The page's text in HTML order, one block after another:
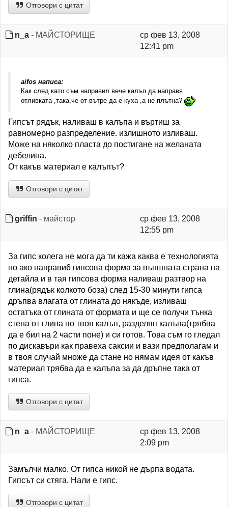
Отговори с цитат
n_a - МАЙСТОРИЩЕ
ср фев 13, 2008
12:41 pm
aifos написа:
Как след като съм направил вече калъп да направя
отливката ,така,че от вътре да е куха ,а не плътна?
Гипсът рядък, наливаш в калъпа и въртиш за
равномерно разпределение. излишното изливаш.
Може на няколко пласта до постигане на желаната
дебелина.
От какъв материал е калъпът?
Отговори с цитат
griffin - майстор
ср фев 13, 2008
12:55 pm
За гипс колега не мога да ти кажа каква е технологията
но ако направи6 гипсова форма за външната страна на
детайла и в тая гипсова форма наливаш разтвор на
глина(рядък колкото боза) след 15-30 минути гипса
дръпва влагата от глината до някъде, изливаш
остатъка от глината от формата и ще се получи тънка
стена от глина по твоя калъп, разделяп калъпа(трябва
да е бил на 2 части поне) и си готов. Това съм го гледал
по дискавъри как правеха саксии и вази предполагам и
в твоя случай множе да стане но нямам идея от какъв
материал трябва да е калъпа за да дръпне така от
гипса.
Отговори с цитат
n_a - МАЙСТОРИЩЕ
ср фев 13, 2008
2:09 pm
Замълчи малко. От гипса никой не дърпа водата.
Гипсът си стяга. Нали е гипс.
Отговори с цитат